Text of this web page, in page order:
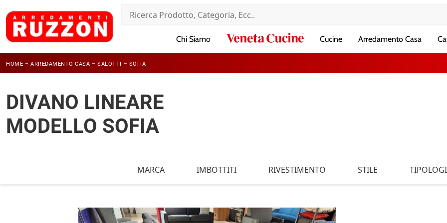
Chi Siamo
VenetaCucine Arredamento Casa
HOME - ARREDAMENTO CASA - SALOTTI - SOFIA
DIVANO LINEARE
MODELLO SOFIA
MARCA IMBOTTITI RIVESTIMENTO STILE